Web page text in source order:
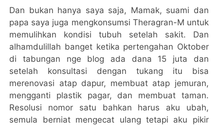
Dan bukan hanya saya saja, Mamak, suami dan
papa saya juga mengkonsumsi Theragran-M untuk
memulihkan kondisi tubuh setelah sakit. Dan
alhamdulillah banget ketika pertengahan Oktober
di tabungan nge blog ada dana 15 juta dan
setelah konsultasi dengan tukang itu bisa
merenovasi atap dapur, membuat atap jemuran,
mengganti plastik pagar, dan membuat taman.
Resolusi nomor satu bahkan harus aku ubah,
semula berniat mengecat ulang tetapi aku pikir